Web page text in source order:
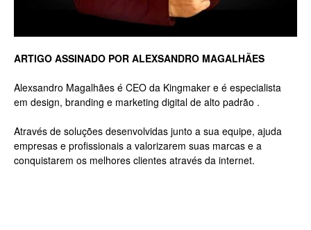
na
ARTIGO ASSINADO POR ALEXSANDRO MAGALHÃES
Alexsandro Magalhães é CEO da Kingmaker e é especialista
em design, branding e marketing digital de alto padrão .
Através de soluções desenvolvidas junto a sua equipe, ajuda
empresas e profissionais a valorizarem suas marcas e a
conquistarem os melhores clientes através da internet.